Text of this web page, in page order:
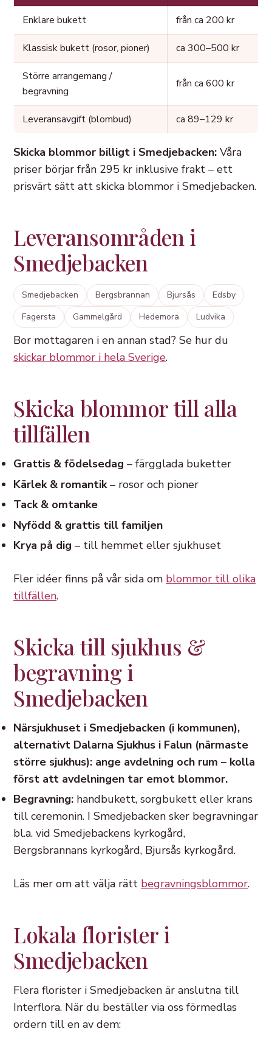
Enklare bukett från ca 200 kr
Klassisk bukett (rosor, pioner) ca 300–500 kr
Större arrangemang /
begravning
från ca 600 kr
Leveransavgift (blombud) ca 89–129 kr
Skicka blommor billigt i Smedjebacken: Våra
priser börjar från 295 kr inklusive frakt – ett
prisvärt sätt att skicka blommor i Smedjebacken.
Leveransområden i
Smedjebacken
Smedjebacken Bergsbrannan Bjursås
Edsby
Fagersta
Gammelgård Hedemora Ludvika
Bor mottagaren i en annan stad? Se hur du
skickar blommor i hela Sverige.
Skicka blommor till alla
tillfällen
Grattis & födelsedag – färgglada buketter
Kärlek & romantik– rosor och pioner
Tack & omtanke
Nyfödd & grattis till familjen
Krya på dig – till hemmet eller sjukhuset
Fler idéer finns på vår sida om blommor till olika
tillfällen.
Skicka till sjukhus &
begravning i
Smedjebacken
Närsjukhuset i Smedjebacken (i kommunen),
alternativt Dalarna Sjukhus i Falun (närmaste
större sjukhus): ange avdelning och rum – kolla
först att avdelningen tar emot blommor.
Begravning: handbukett, sorgbukett eller krans
till ceremonin. I Smedjebacken sker begravningar
bl.a. vid Smedjebackens kyrkogård,
Bergsbrannans kyrkogård, Bjursås kyrkogård.
Läs mer om att välja rätt begravningsblommor.
Lokala florister i
Smedjebacken
Flera florister i Smedjebacken är anslutna till
Interflora. När du beställer via oss förmedlas
ordern till en av dem: